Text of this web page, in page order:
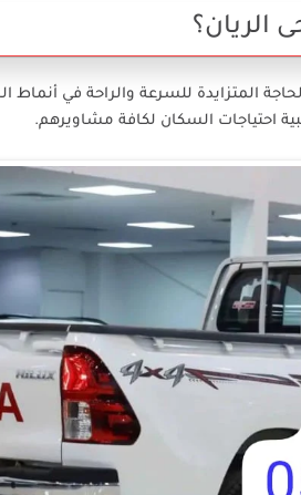
الريان؟
للسرعة والراحة في أنماط
احتياجات السكان لكافة مشاويرهم.